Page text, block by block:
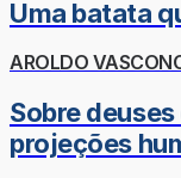
Uma batata
AROLDO
Sobre
projeções